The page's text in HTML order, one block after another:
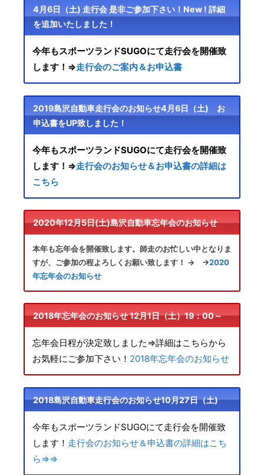
4月6日（土) 走行会 是非ご参加下さい！New ! 詳細
を追加いたしました！
今年もスポーツランドSUGOにて走行会を開催致
します！⇒走行会のご案内＆お申込書
2019島沢自動車走行会のお知らせ4月6日（土) お
申込書をUP致しました！
今年もスポーツランドSUGOにて走行会を開催致
します！⇒走行会のお知らせ＆お申込書の詳細は
こちら
2020年12月5日(土)島沢自動車忘年会のお知らせ
本年も忘年会を開催致します。師走のお忙しい中となりま
すが、ご参加の程よろしくお願い致します！ → →2020
年忘年会のお知らせ
2018年忘年会のお知らせ 12月1日（土）19：00～
忘年会日程が決定致しました⇒詳細はこちらから
お気軽にご参加下さい！ 2018年忘年会のお知らせ
2018島沢自動車走行会のお知らせ10月27日（土)
今年もスポーツランドSUGOにて走行会を開催致
します！ 走行会のお知らせ＆申込書の詳細はこち
ら⇒⇒